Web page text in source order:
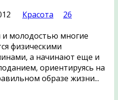
Красота
26
и молодостью многие
физическими
а начинают еще и
ориентируясь на
образе жизни...